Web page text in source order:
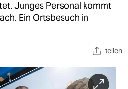
Junges Personal kommt
Ein Ortsbesuch in
teilen